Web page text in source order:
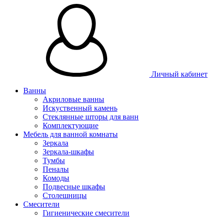
Личный кабинет
Ванны
Акриловые ванны
Искуственный камень
Стеклянные шторы для ванн
Комплектующие
Мебель для ванной комнаты
Зеркала
Зеркала-шкафы
Тумбы
Пеналы
Комоды
Подвесные шкафы
Столешницы
Смесители
Гигиенические смесители